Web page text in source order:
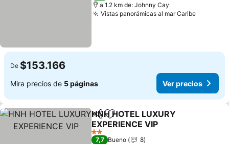
a 1.2 km de: Johnny Cay
Vistas panorámicas al mar CaribeVer
De $153.166
Mira precios de 5 páginas Ver precios
CompartirAgregar a favoritos
HNH HOTEL LUXURY
EXPERIENCE VIP
Ver precios
2 Estrellas
7,7 Bueno
8